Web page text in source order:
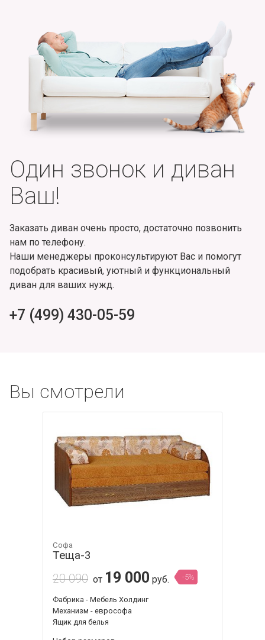
Один звонок и диван
Ваш!
Заказать диван очень просто, достаточно позвонить
нам по телефону.
Наши менеджеры проконсультируют Вас и помогут
подобрать красивый, уютный и функциональный
диван для ваших нужд.
+7 (499) 430-05-59
Вы смотрели
Софа
Теща-3
20 090 от 19 000 руб. -5%
Фабрика - Мебель Холдинг
Механизм - еврософа
Ящик для белья